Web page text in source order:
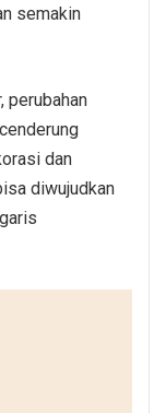
semakin
perubahan
dan
diwujudkan